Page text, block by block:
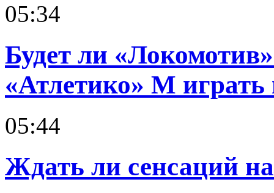
05:34
Будет ли
«Атлетико» М играть
05:44
Ждать ли сенсаций